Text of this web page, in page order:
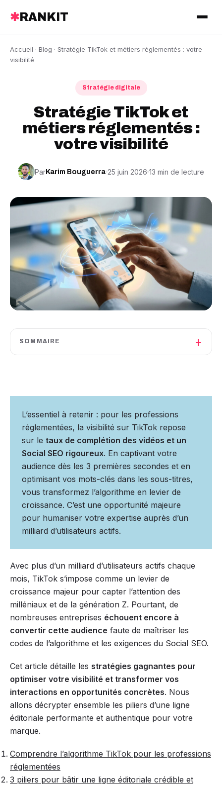
✱ RANKIT
Accueil · Blog · Stratégie TikTok et métiers réglementés : votre
visibilité
Stratégie digitale
Stratégie TikTok et
métiers réglementés :
votre visibilité
ParKarim Bouguerra 25 juin 2026 13 min de lecture
SOMMAIRE +
L’essentiel à retenir : pour les professions
réglementées, la visibilité sur TikTok repose
sur le taux de complétion des vidéos et un
Social SEO rigoureux. En captivant votre
audience dès les 3 premières secondes et en
optimisant vos mots-clés dans les sous-titres,
vous transformez l’algorithme en levier de
croissance. C’est une opportunité majeure
pour humaniser votre expertise auprès d’un
milliard d’utilisateurs actifs.
Avec plus d’un milliard d’utilisateurs actifs chaque
mois, TikTok s’impose comme un levier de
croissance majeur pour capter l’attention des
milléniaux et de la génération Z. Pourtant, de
nombreuses entreprises échouent encore à
convertir cette audience faute de maîtriser les
codes de l’algorithme et les exigences du Social SEO.
Cet article détaille les stratégies gagnantes pour
optimiser votre visibilité et transformer vos
interactions en opportunités concrètes. Nous
allons décrypter ensemble les piliers d’une ligne
éditoriale performante et authentique pour votre
marque.
Comprendre l’algorithme TikTok pour les professions
réglementées
3 piliers pour bâtir une ligne éditoriale crédible et